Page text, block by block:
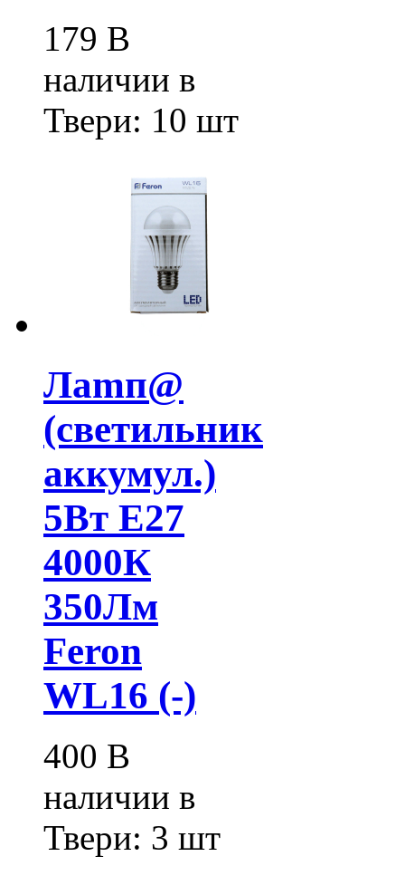
179 В
наличии в
Твери: 10 шт
Лamп@
(cветильник
аккумул.)
5Вт Е27
4000К
350Лм
Feron
WL16 (-)
400 В
наличии в
Твери: 3 шт